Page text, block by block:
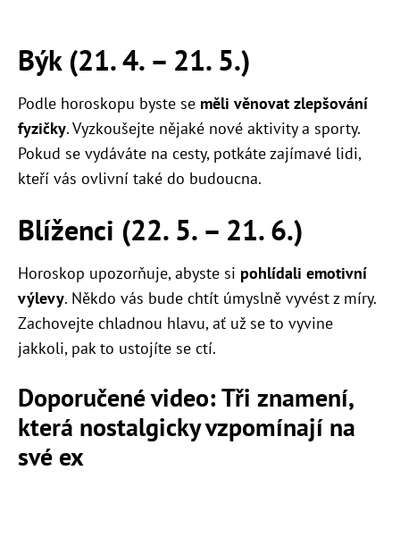
Býk (21. 4. – 21. 5.)
Podle horoskopu byste se měli věnovat zlepšování
fyzičky. Vyzkoušejte nějaké nové aktivity a sporty.
Pokud se vydáváte na cesty, potkáte zajímavé lidi,
kteří vás ovlivní také do budoucna.
Blíženci (22. 5. – 21. 6.)
Horoskop upozorňuje, abyste si pohlídali emotivní
výlevy. Někdo vás bude chtít úmyslně vyvést z míry.
Zachovejte chladnou hlavu, ať už se to vyvine
jakkoli, pak to ustojíte se ctí.
Doporučené video: Tři znamení,
která nostalgicky vzpomínají na
své ex